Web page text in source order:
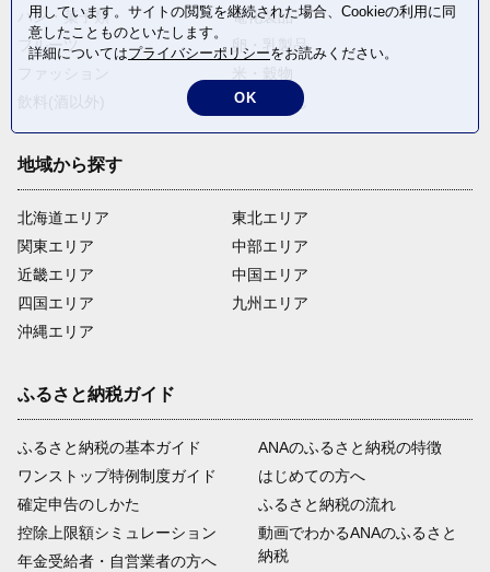
パン・菓子類
電化製品
フルーツ
卵・乳製品
返礼品なし
地域から探す
北海道エリア
関東エリア
近畿エリア
四国エリア
沖縄エリア
東北エリア
中部エリア
中国エリア
九州エリア
ふるさと納税ガイド
ふるさと納税の基本ガイド
ワンストップ特例制度ガイド
確定申告のしかた
控除上限額シミュレーション
年金受給者・自営業者の方へ
ANAのふるさと納税の特徴
はじめての方へ
ふるさと納税の流れ
動画でわかるANAのふるさと
納税
用しています。サイトの閲覧を継続された場合、Cookieの利用に同
意したことものといたします。
詳細についてはプライバシーポリシーをお読みください。
OK